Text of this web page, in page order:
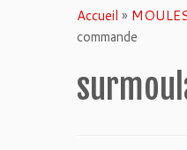
Accueil »
commande